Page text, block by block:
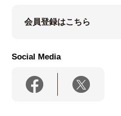
会員登録はこちら
Social Media